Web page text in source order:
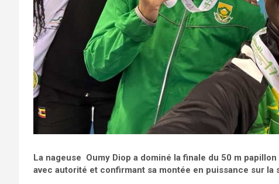
La nageuse Oumy Diop a dominé la finale du 50 m
avec autorité et confirmant sa montée en puissance sur la